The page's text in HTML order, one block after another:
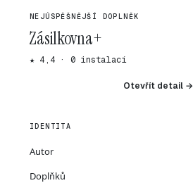
NEJÚSPĚŠNĚJŠÍ DOPLNĚK
Zásilkovna+
★ 4,4 · 0 instalací
Otevřít detail →
IDENTITA
Autor
Doplňků